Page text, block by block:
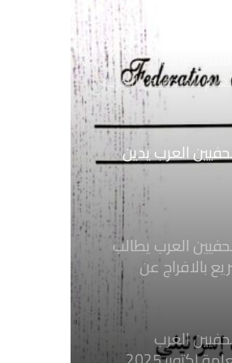
نويرة
للصحفيين العرب
العرب يدين
باستهداف
العرب يطالب
بالافراج عن
المعتقلين لديها
العرب
اكتوبر 2025